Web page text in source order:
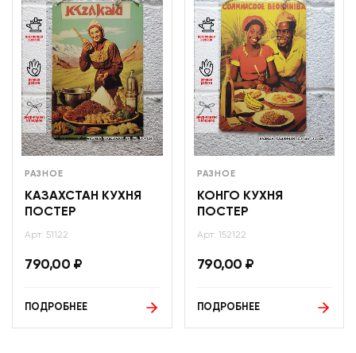
РАЗНОЕ
КАЗАХСТАН КУХНЯ
ПОСТЕР
Арт: 51122
790,00 ₽
ПОДРОБНЕЕ
РАЗНОЕ
КОНГО КУХНЯ
ПОСТЕР
Арт: 152122
790,00 ₽
ПОДРОБНЕЕ